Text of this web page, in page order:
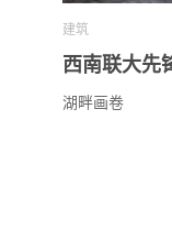
建筑
西南联大先
湖畔画卷